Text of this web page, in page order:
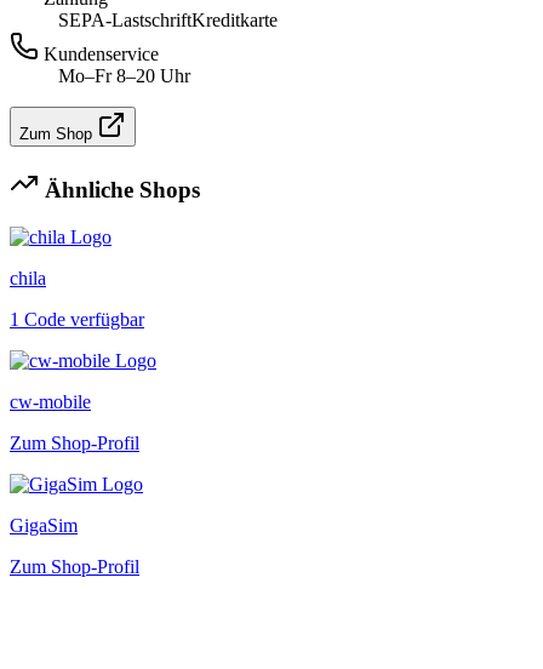
SEPA-LastschriftKreditkarte
Kundenservice
Mo–Fr 8–20 Uhr
Zum Shop
Ähnliche Shops
chila
1 Code verfügbar
cw-mobile
Zum Shop-Profil
GigaSim
Zum Shop-Profil